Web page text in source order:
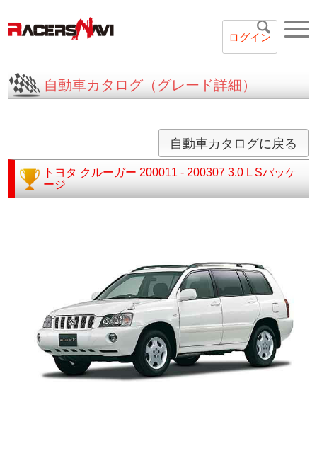
ログイン
自動車カタログ（グレード詳細）
自動車カタログに戻る
トヨタ クルーガー 200011 - 200307 3.0 L Sパッケ
ージ